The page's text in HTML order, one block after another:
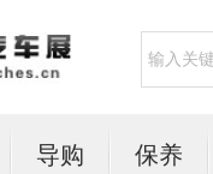
导购 保养